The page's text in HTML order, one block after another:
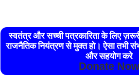
स्वतंत्र और सच्ची पत्रकारिता के लिए
राजनैतिक नियंत्रण से मुक्त हो। ऐसा
और सहयोग करे
Donate Now